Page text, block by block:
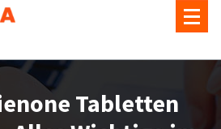
Tabletten